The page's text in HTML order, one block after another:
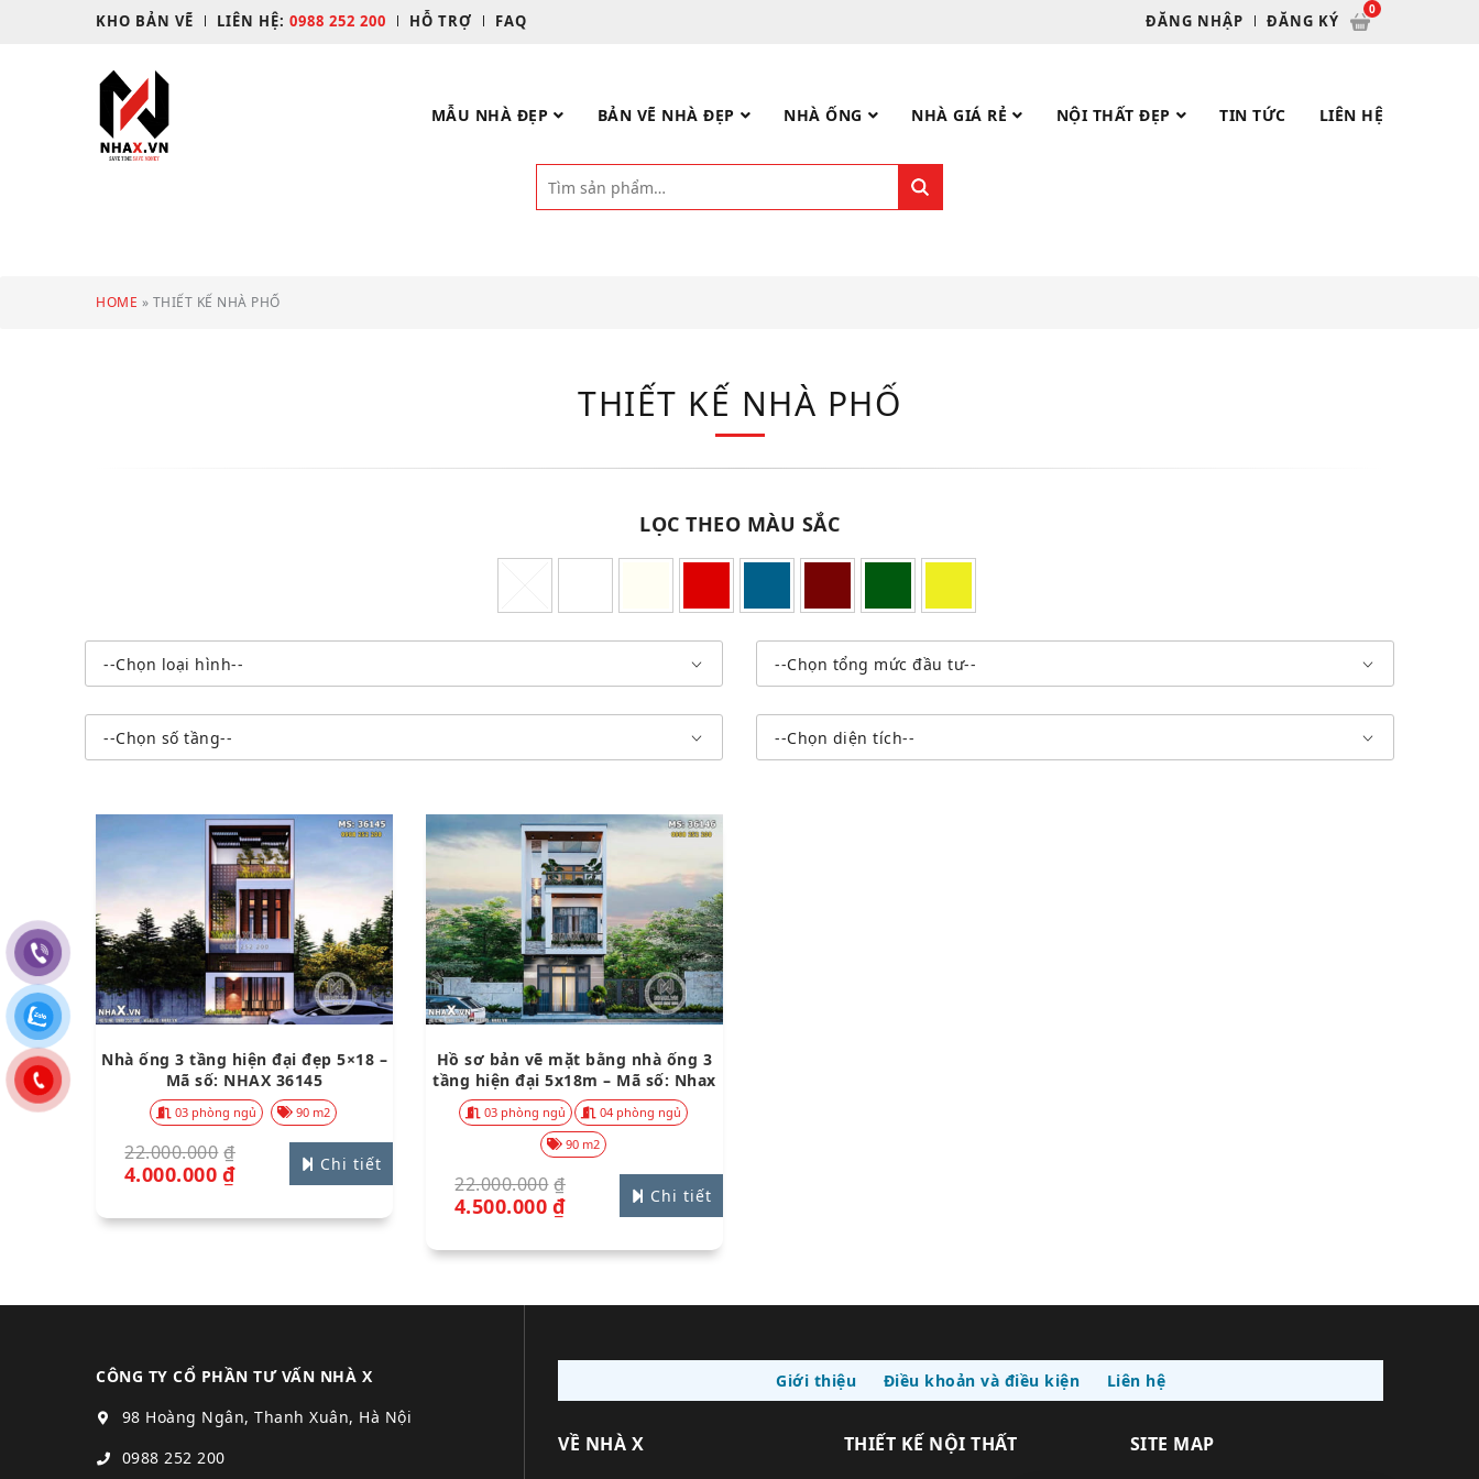
KHO BẢN VẼ LIÊN HỆ: 0988 252 200 HỖ TRỢ FAQ ĐĂNG NHẬP ĐĂNG KÝ
MẪU NHÀ ĐẸP BẢN VẼ NHÀ ĐẸP NHÀ ỐNG NHÀ GIÁ RẺ NỘI THẤT ĐẸP TIN TỨC LIÊN HỆ
HOME » THIẾT KẾ NHÀ PHỐ
THIẾT KẾ NHÀ PHỐ
LỌC THEO MÀU SẮC
--Chọn loại hình-- --Chọn tổng mức đầu tư--
--Chọn số tầng-- --Chọn diện tích--
Nhà ống 3 tầng hiện đại đẹp 5×18 –
Mã số: NHAX 36145
03 phòng ngủ 90 m2
22.000.000 ₫
4.000.000 ₫ Chi tiết
Hồ sơ bản vẽ mặt bằng nhà ống 3
tầng hiện đại 5x18m – Mã số: Nhax
36146
03 phòng ngủ
04 phòng ngủ
90 m2
22.000.000 ₫
4.500.000 ₫ Chi tiết
CÔNG TY CỔ PHẦN TƯ VẤN NHÀ X
98 Hoàng Ngân, Thanh Xuân, Hà Nội
0988 252 200
Giới thiệu Điều khoản và điều kiện Liên hệ
VỀ NHÀ X THIẾT KẾ NỘI THẤT SITE MAP